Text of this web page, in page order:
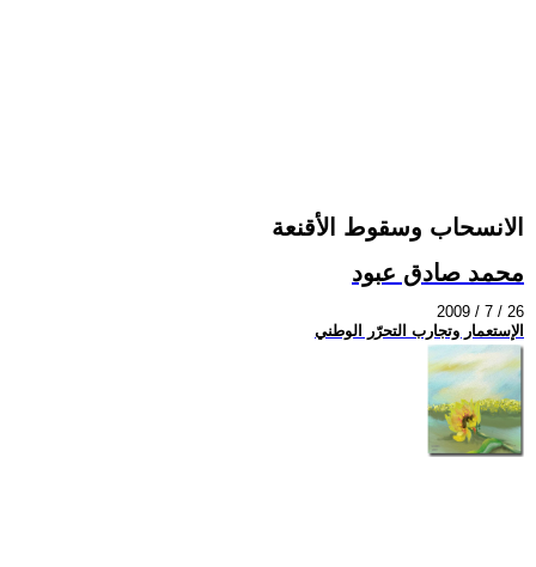
الانسحاب وسقوط الأقنعة
محمد صادق عبود
2009 / 7 / 26
الإستعمار وتجارب التحرّر الوطني